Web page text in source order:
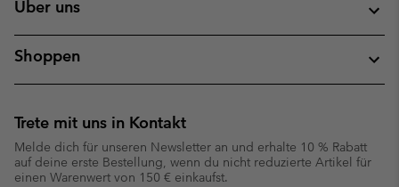
Über uns
Shoppen
Trete mit uns in Kontakt
Melde dich für unseren Newsletter an und erhalte 10 % Rabatt
auf deine erste Bestellung, wenn du nicht reduzierte Artikel für
einen Warenwert von 150 € einkaufst.